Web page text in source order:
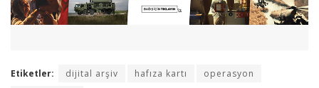
Etiketler: dijital arşiv hafıza kartı
operasyon